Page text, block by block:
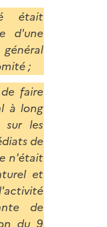
était
d'une
;
faire
à long
sur les
de
n'était
et
de